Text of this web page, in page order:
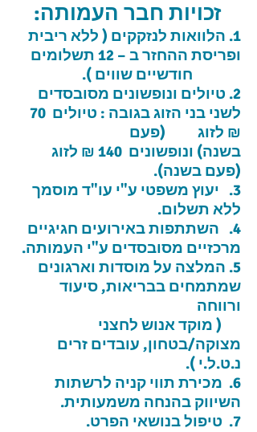
זכויות חבר העמותה:
1. הלוואות לנזקקים ( ללא ריבית
ופריסת ההחזר ב – 12 תשלומים
חודשיים שווים ).
2. טיולים ונופשונים מסובסדים
לשני בני הזוג בגובה : טיולים 70
₪ לזוג (פעם
בשנה)
ונופשונים 140 ₪ לזוג
(פעם בשנה).
3. יעוץ משפטי ע"י עו"ד מוסמך
ללא תשלום.
4. השתתפות באירועים חגיגיים
מרכזיים מסובסדים ע"י העמותה.
5. המלצה על מוסדות וארגונים
שמתמחים בבריאות, סיעוד
ורווחה
( מוקד אנוש לחצני
מצוקה/בטחון, עובדים זרים
נ.ט.ל.י ).
6. מכירת תווי קניה לרשתות
השיווק בהנחה משמעותית.
7. טיפול בנושאי הפרט.